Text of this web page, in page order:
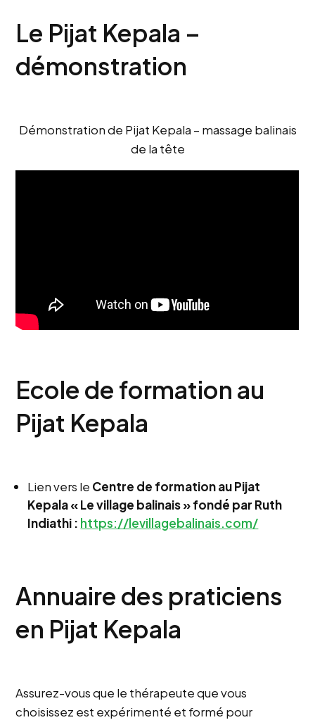
Le Pijat Kepala –
démonstration
Démonstration de Pijat Kepala – massage balinais
de la tête
Ecole de formation au
Pijat Kepala
Lien vers le Centre de formation au Pijat
Kepala « Le village balinais » fondé par Ruth
Indiathi : https://levillagebalinais.com/
Annuaire des praticiens
en Pijat Kepala
Assurez-vous que le thérapeute que vous
choisissez est expérimenté et formé pour